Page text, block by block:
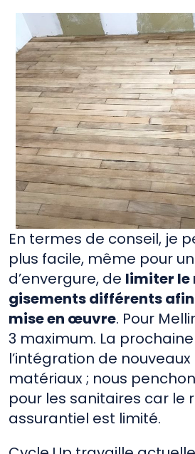
En termes de conseil, je
plus facile, même pour
d’envergure, de limiter le
gisements différents
mise en œuvre. Pour
3 maximum. La
l’intégration de
matériaux ; nous
pour les sanitaires car le
assurantiel est limité.